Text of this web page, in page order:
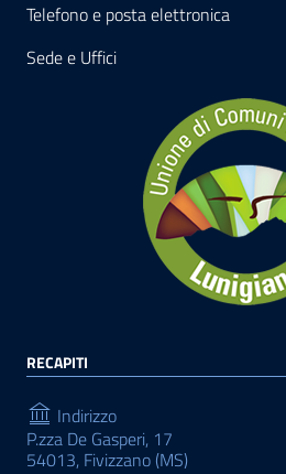
Telefono e posta elettronica
Sede e Uffici
RECAPITI
Indirizzo
P.zza De Gasperi, 17
54013, Fivizzano (MS)